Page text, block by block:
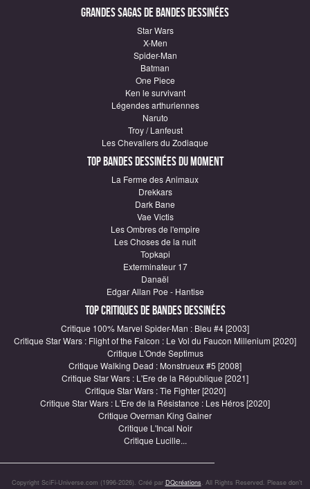
Grandes sagas de Bandes Dessinées
Star Wars
X-Men
Spider-Man
Batman
One Piece
Ken le survivant
Légendes arthuriennes
Naruto
Troy / Lanfeust
Les Chevaliers du Zodiaque
Top Bandes Dessinées du moment
La Ferme des Animaux
Drekkars
Dark Bane
Vae Victis
Les Ombres de l'empire
Les Choses de la nuit
Topkapi
Exterminateur 17
Danaël
Edgar Allan Poe - Hantise
Top critiques de Bandes Dessinées
Critique 100% Marvel Spider-Man : Bleu #4 [2003]
Critique Star Wars : Flight of the Falcon : Le Vol du Faucon Millenium [2020]
Critique L'Onde Septimus
Critique Walking Dead : Monstrueux #5 [2008]
Critique Star Wars : L'Ere de la République [2021]
Critique Star Wars : Tie Fighter [2020]
Critique Star Wars : L'Ere de la Résistance : Les Héros [2020]
Critique Overman King Gainer
Critique L'Incal Noir
Critique Lucille...
Copyright SciFi-Universe.com (1996-2026). Créé par DQcréations . All Rights Reserved. Please don’t